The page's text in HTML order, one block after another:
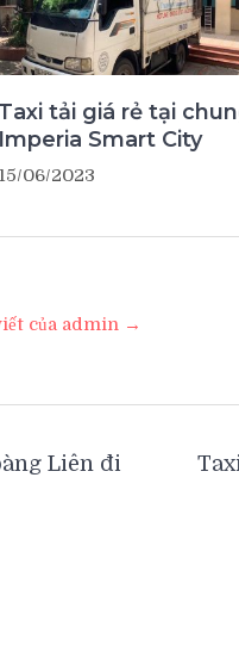
Taxi tải giá rẻ tại
Imperia Smart City
15/06/2023
của admin →
Liên đi